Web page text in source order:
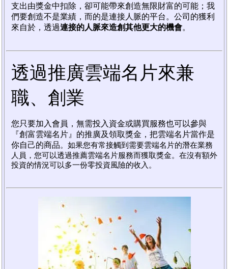
支出由獎金中扣除，卻可能帶來創造無限財富的可能；我
們要創造不是業績，而的是連接人脈的平台。公司的獲利
來自於，透過連接的人脈來造創其他更大的機會。
透過推廣雲端名片來兼
職、創業
您只要加入會員，無需投入資金或購買服務也可以參與
『創富雲端名片』的推廣及領取獎金，把雲端名片當作是
你自己的商品。如果您有常接觸到需要雲端名片的潛在業務
人員，您可以透過推薦雲端名片服務而獲取獎金。在沒有額外
投資的情況可以多一份零投資風險的收入。